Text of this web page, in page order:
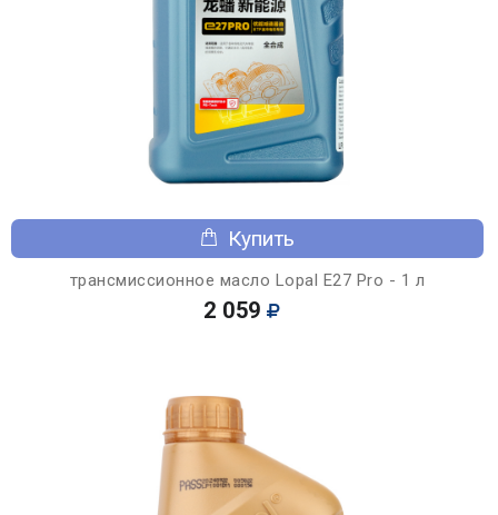
Купить
трансмиссионное масло Lopal E27 Pro - 1 л
2 059